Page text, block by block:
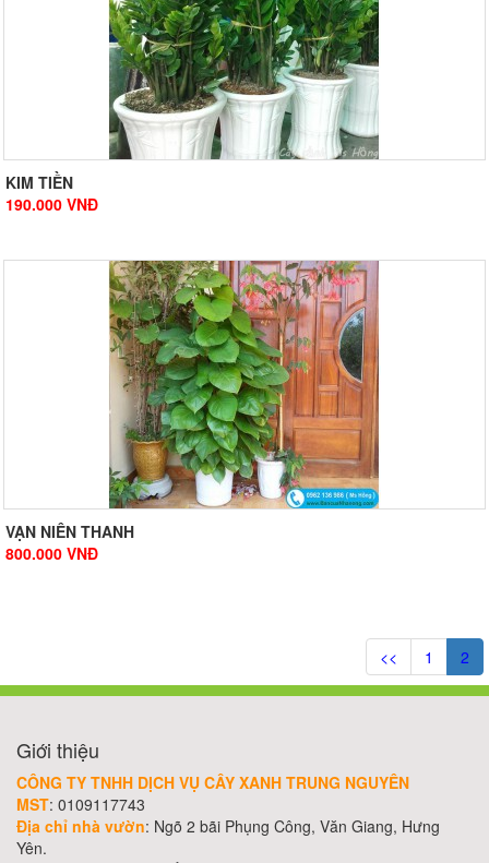
KIM TIỀN
190.000 VNĐ
VẠN NIÊN THANH
800.000 VNĐ
<< 1 2
Giới thiệu
CÔNG TY TNHH DỊCH VỤ CÂY XANH TRUNG NGUYÊN
MST: 0109117743
Địa chỉ nhà vườn: Ngõ 2 bãi Phụng Công, Văn Giang, Hưng
Yên.